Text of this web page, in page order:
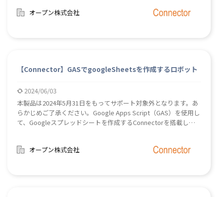
ションpowerpoint2pdf: powerpoint (.pptx)ファイルをPDFファ
オープン株式会社
【Connector】GASでgoogleSheetsを作成するロボット
2024/06/03
本製品は2024年5月31日をもってサポート対象外となります。あ
らかじめご了承ください。Google Apps Script（GAS）を使用し
て、Googleスプレッドシートを作成するConnectorを搭載した
されたzipファイルに同梱されたマニュアル
オープン株式会社